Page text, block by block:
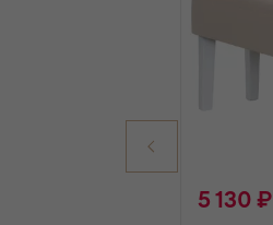
5 130 ₽